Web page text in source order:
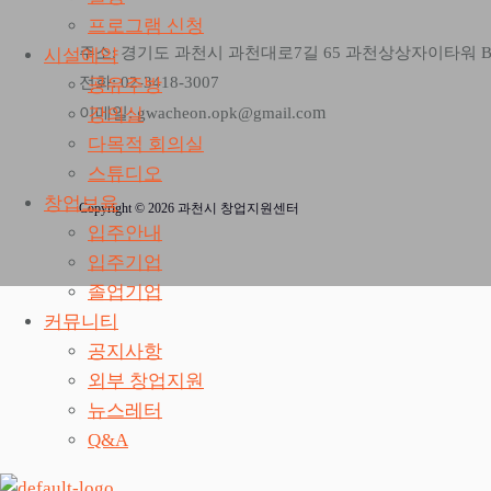
프로그램 신청
시설예약
공유주방
강의실
다목적 회의실
스튜디오
창업보육
입주안내
입주기업
졸업기업
커뮤니티
공지사항
외부 창업지원
뉴스레터
Q&A
주소: 경기도 과천시 과천대로7길 65 과천상상자이타워
전화: 02-3418-3007
이메일: gwacheon.opk@gmail.com
Copyright © 2026 과천시 창업지원센터